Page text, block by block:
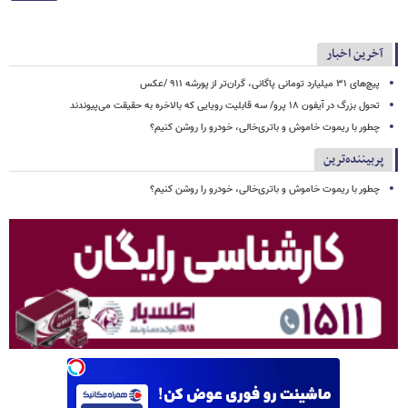
آخرین اخبار
پیچ‌های ۳۱ میلیارد تومانی پاگانی، گران‌تر از پورشه ۹۱۱ /عکس
تحول بزرگ در آیفون ۱۸ پرو/ سه قابلیت رویایی که بالاخره به حقیقت می‌پیوندند
چطور با ریموت خاموش و باتری‌خالی، خودرو را روشن کنیم؟
پربیننده‌ترین
چطور با ریموت خاموش و باتری‌خالی، خودرو را روشن کنیم؟